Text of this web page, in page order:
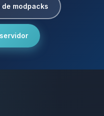
modpacks